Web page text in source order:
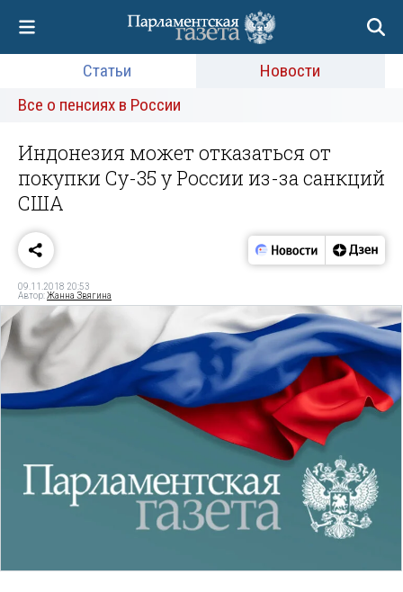
Статьи
Новости
Все о пенсиях в России
Индонезия может отказаться от
покупки Су-35 у России из-за санкций
США
09.11.2018 20:53
Автор:Жанна Звягина